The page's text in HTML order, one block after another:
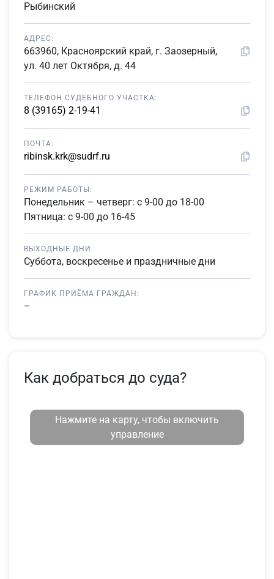
Рыбинский
АДРЕС:
663960, Красноярский край, г. Заозерный,
ул. 40 лет Октября, д. 44
ТЕЛЕФОН СУДЕБНОГО УЧАСТКА:
8 (39165) 2-19-41
ПОЧТА:
ribinsk.krk@sudrf.ru
РЕЖИМ РАБОТЫ:
Понедельник – четверг: с 9-00 до 18-00
Пятница: с 9-00 до 16-45
ВЫХОДНЫЕ ДНИ:
Суббота, воскресенье и праздничные дни
ГРАФИК ПРИЁМА ГРАЖДАН:
–
Как добраться до суда?
Нажмите на карту, чтобы включить
управление